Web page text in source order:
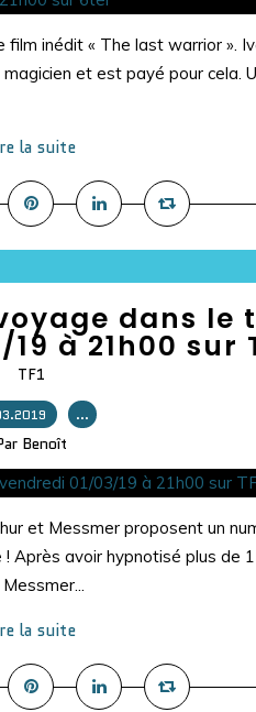
inédit « The last warrior ».
et est payé pour cela.
la suite
dans le
à 21h00 sur
TF1
…
Benoît
et Messmer proposent un
Après avoir hypnotisé plus de
la suite